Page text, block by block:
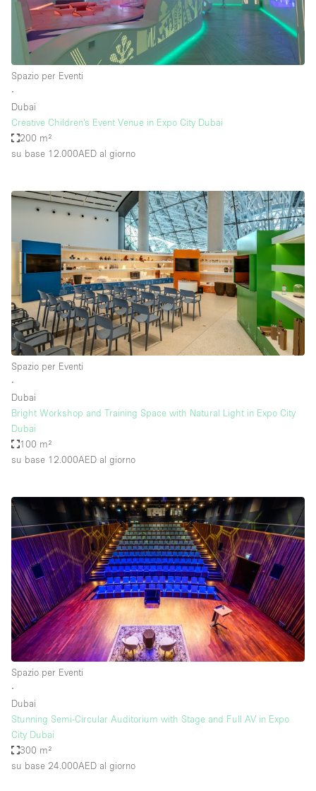
Spazio per Eventi
∙
Dubai
Creative Children’s Event Venue in Expo City Dubai
200 m²
su base 12.000AED al giorno
Spazio per Eventi
∙
Dubai
Bright Workshop and Training Space with Natural Light in Expo City
Dubai
100 m²
su base 12.000AED al giorno
Spazio per Eventi
∙
Dubai
Stunning Semi-Circular Auditorium with Stage and Full AV in Expo
City Dubai
300 m²
su base 24.000AED al giorno